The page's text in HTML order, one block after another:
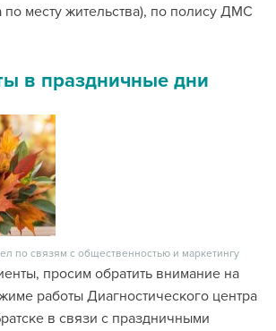
месту жительства), по полису ДМС
в праздничные дни
по связям с общественностью и маркетингу
просим обратить внимание на
работы Диагностического центра
в связи с праздничными